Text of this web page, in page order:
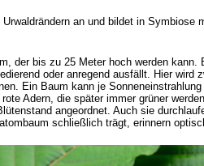
an und bildet in
der bis zu 25 Meter hoch werden
oder anregend ausfällt. Hier
Ein Baum kann je
Adern, die später immer grüner
angeordnet. Auch sie
schließlich trägt, erinnern